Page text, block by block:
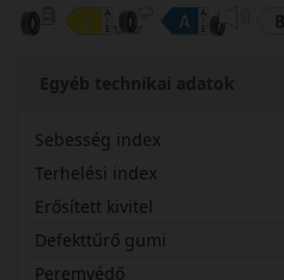
Egyéb technikai adatok
Sebesség index
Terhelési index
Erősített kivitel
Defekttűrő gumi
Peremvédő